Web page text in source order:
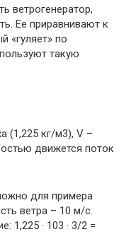
ветрогенератор,
Ее приравнивают к
«гуляет» по
такую
(1,225 кг/м3), V –
движется поток
для примера
ветра – 10 м/с.
1,225 · 103 · 3/2 =